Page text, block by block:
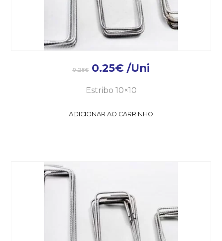
0.28€ 0.25€ /Uni
Estribo 10×10
ADICIONAR AO CARRINHO